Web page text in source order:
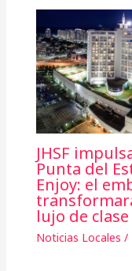
JHSF
Punta del
Enjoy: el
lujo de
Noticias Locales /